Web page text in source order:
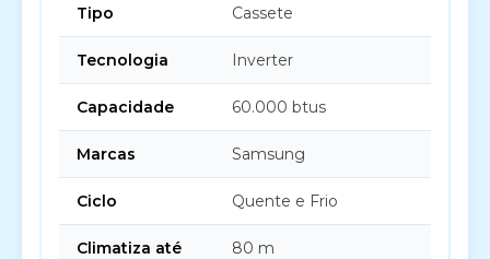
Tipo Cassete
Tecnologia Inverter
Capacidade 60.000 btus
Marcas Samsung
Ciclo Quente e Frio
Climatiza até 80 m